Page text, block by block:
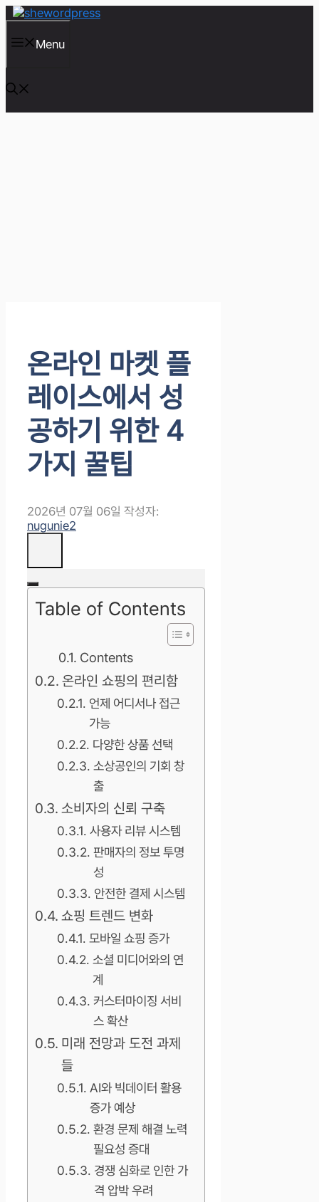
컨
츠
건
너
뛰
기
Menu
온라인 마켓 플
레이스에서 성
공하기 위한 4
가지 꿀팁
2026년 07월 06일 작성자:
nugunie2
Table of Contents
Contents
온라인 쇼핑의 편리함
언제 어디서나 접근
가능
다양한 상품 선택
소상공인의 기회 창
출
소비자의 신뢰 구축
사용자 리뷰 시스템
판매자의 정보 투명
성
안전한 결제 시스템
쇼핑 트렌드 변화
모바일 쇼핑 증가
소셜 미디어와의 연
계
커스터마이징 서비
스 확산
미래 전망과 도전 과제
들
AI와 빅데이터 활용
증가 예상
환경 문제 해결 노력
필요성 증대
경쟁 심화로 인한 가
격 압박 우려